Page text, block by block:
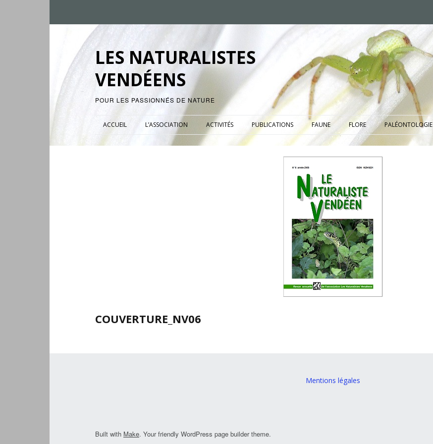
LES NATURALISTES
VENDÉENS
POUR LES PASSIONNÉS DE NATURE
ACCUEIL L’ASSOCIATION ACTIVITÉS PUBLICATIONS FAUNE FLORE PALÉONTOLOGIE
COUVERTURE_NV06
Mentions légales
Built with Make. Your friendly WordPress page builder theme.